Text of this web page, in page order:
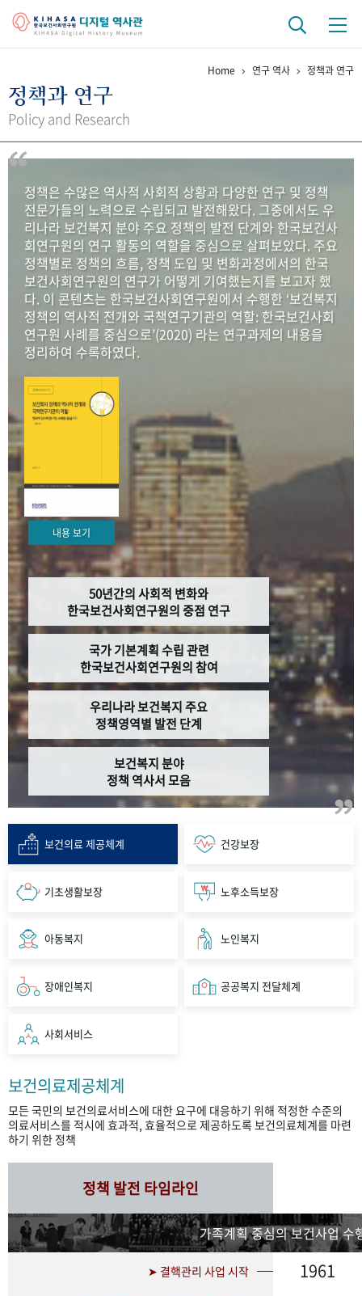
걸어온 길 기관 변천사
연구 역사
정책과 연구 키워드로 보는 연구 역사
연구자들
간행물 변천사
기록물 아카이브
사진 아카이브 문서 기록물 행정박물 영상 기록물
50+1주년 기념
성과 50선 숫자로 보는 50년
세계와 함께 한 KIHASA
VR 역사관
Home 연구 역사 정책과 연구
정책과 연구
Policy and Research
정책은 수많은 역사적 사회적 상황과 다양한 연구 및 정책
전문가들의 노력으로 수립되고 발전해왔다. 그중에서도 우
리나라 보건복지 분야 주요 정책의 발전 단계와 한국보건사
회연구원의 연구 활동의 역할을 중심으로 살펴보았다. 주요
정책별로 정책의 흐름, 정책 도입 및 변화과정에서의 한국
보건사회연구원의 연구가 어떻게 기여했는지를 보고자 했
다. 이 콘텐츠는 한국보건사회연구원에서 수행한 ‘보건복지
정책의 역사적 전개와 국책연구기관의 역할: 한국보건사회
연구원 사례를 중심으로’(2020) 라는 연구과제의 내용을
정리하여 수록하였다.
내용 보기
50년간의 사회적 변화와
한국보건사회연구원의 중점 연구
국가 기본계획 수립 관련
한국보건사회연구원의 참여
우리나라 보건복지 주요
정책영역별 발전 단계
보건복지 분야
정책 역사서 모음
보건의료 제공체계 건강보장
기초생활보장 노후소득보장
아동복지 노인복지
장애인복지 공공복지 전달체계
사회서비스
보건의료제공체계
모든 국민의 보건의료서비스에 대한 요구에 대응하기 위해 적정한 수준의
의료서비스를 적시에 효과적, 효율적으로 제공하도록 보건의료체계를 마련
하기 위한 정책
정책 발전 타임라인
가족계획 중심의 보건사업 수
➤ 결핵관리 사업 시작 1961